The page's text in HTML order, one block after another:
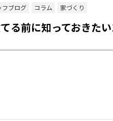
フブログ コラム 家づくり
る前に知っておきた